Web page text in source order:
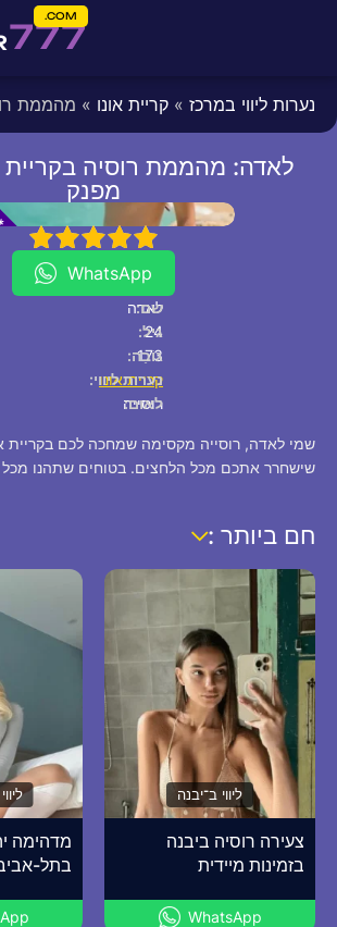
777
COM.
נערות ליווי במרכז » קריית אונו » מהממת רוסיה
לאדה: מהממת רוסיה בקריית
מפנק
fixed [/fixed]
5
WhatsApp
שם:
לאדה
גיל:
24
גוֹבַה:
173
נערות ליווי:
קריית אונו
לאום:
רוסייה
שמי לאדה, רוסייה מקסימה שמחכה לכם בקריית
שישחרר אתכם מכל הלחצים. בטוחים שתהנו מכל
חם ביותר :
ליווי ב־יבנה
צעירה רוסיה ביבנה
בזמינות מיידית
WhatsApp
מדהימה
בתל-